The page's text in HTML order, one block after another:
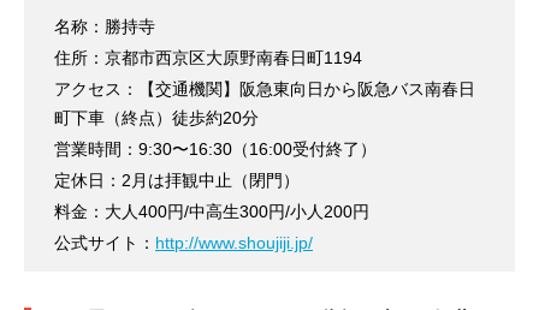
名称：勝持寺
住所：京都市西京区大原野南春日町1194
アクセス：【交通機関】阪急東向日から阪急バス南春日
町下車（終点）徒歩約20分
営業時間：9:30〜16:30（16:00受付終了）
定休日：2月は拝観中止（閉門）
料金：大人400円/中高生300円/小人200円
公式サイト： http://www.shoujiji.jp/